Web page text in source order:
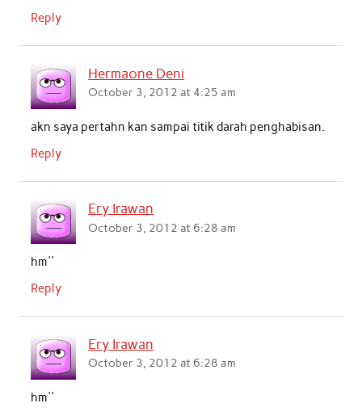
Reply
Hermaone Deni
October 3, 2012 at 4:25 am
akn saya pertahn kan sampai titik darah penghabisan.
Reply
Ery Irawan
October 3, 2012 at 6:28 am
hm''
Reply
Ery Irawan
October 3, 2012 at 6:28 am
hm''